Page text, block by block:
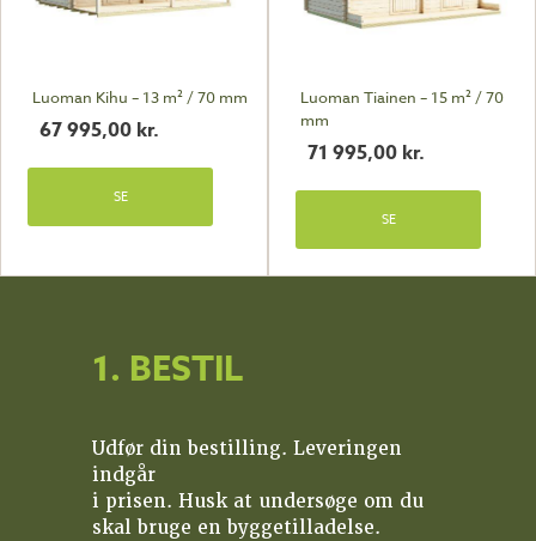
Luoman Kihu – 13 m² / 70 mm
67 995,00 kr.
SE
Luoman Tiainen – 15 m² / 70
mm
71 995,00 kr.
SE
1. BESTIL
Udfør din bestilling. Leveringen
indgår
i prisen. Husk at undersøge om du
skal bruge en byggetilladelse.